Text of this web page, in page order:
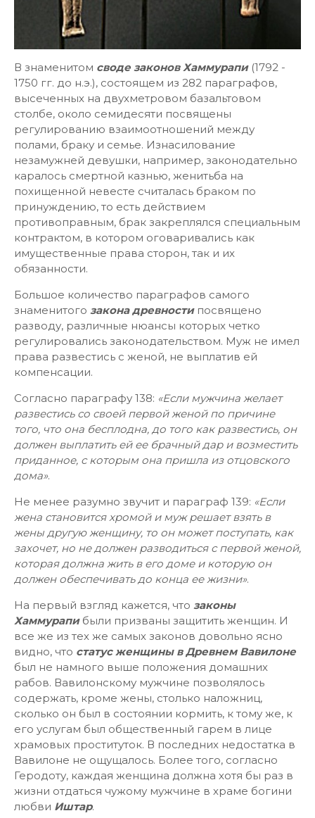
В знаменитом своде законов Хаммурапи(1792 -
1750 гг. до н.э.), состоящем из 282 параграфов,
высеченных на двухметровом базальтовом
столбе, около семидесяти посвящены
регулированию взаимоотношений между
полами, браку и семье. Изнасилование
незамужней девушки, например, законодательно
каралось смертной казнью, женитьба на
похищенной невесте считалась браком по
принуждению, то есть действием
противоправным, брак закреплялся специальным
контрактом, в котором оговаривались как
имущественные права сторон, так и их
обязанности.
Большое количество параграфов самого
знаменитого закона древностипосвящено
разводу, различные нюансы которых четко
регулировались законодательством. Муж не имел
права развестись с женой, не выплатив ей
компенсации.
Согласно параграфу 138: «Если мужчина желает
развестись со своей первой женой по причине
того, что она бесплодна, до того как развестись, он
должен выплатить ей ее брачный дар и возместить
приданное, с которым она пришла из отцовского
дома».
Не менее разумно звучит и параграф 139: «Если
жена становится хромой и муж решает взять в
жены другую женщину, то он может поступать, как
захочет, но не должен разводиться с первой женой,
которая должна жить в его доме и которую он
должен обеспечивать до конца ее жизни».
На первый взгляд кажется, что законы
Хаммурапибыли призваны защитить женщин. И
все же из тех же самых законов довольно ясно
видно, что статус женщины в Древнем Вавилоне
был не намного выше положения домашних
рабов. Вавилонскому мужчине позволялось
содержать, кроме жены, столько наложниц,
сколько он был в состоянии кормить, к тому же, к
его услугам был общественный гарем в лице
храмовых проституток. В последних недостатка в
Вавилоне не ощущалось. Более того, согласно
Геродоту, каждая женщина должна хотя бы раз в
жизни отдаться чужому мужчине в храме богини
любви Иштар.